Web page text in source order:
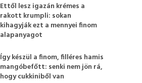
Ettől lesz igazán krémes a
rakott krumpli: sokan
kihagyják ezt a mennyei finom
alapanyagot
Így készül a finom, filléres hamis
mangóbefőtt: senki nem jön rá,
hogy cukkiniből van